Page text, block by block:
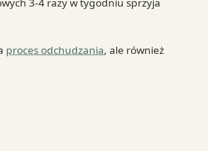
proces odchudzania, ale również